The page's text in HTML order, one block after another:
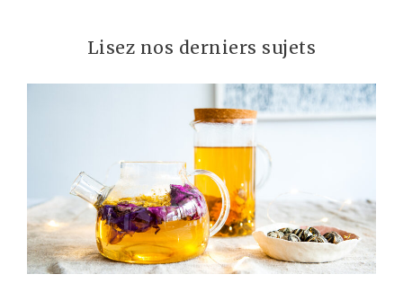
Lisez nos derniers sujets